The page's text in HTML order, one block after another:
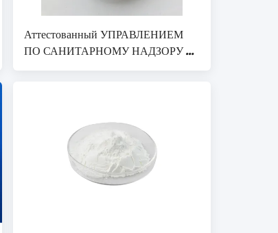
Аттестованный УПРАВЛЕНИЕМ
ПО САНИТАРНОМУ НАДЗОРУ ЗА
КАЧЕСТВОМ ПИЩЕВЫХ
повышая животный рост